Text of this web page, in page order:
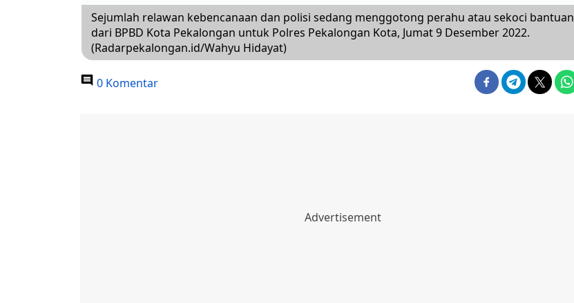
Sejumlah relawan kebencanaan dan polisi sedang menggotong perahu atau sekoci bantuan
dari BPBD Kota Pekalongan untuk Polres Pekalongan Kota, Jumat 9 Desember 2022.
(Radarpekalongan.id/Wahyu Hidayat)
0 Komentar